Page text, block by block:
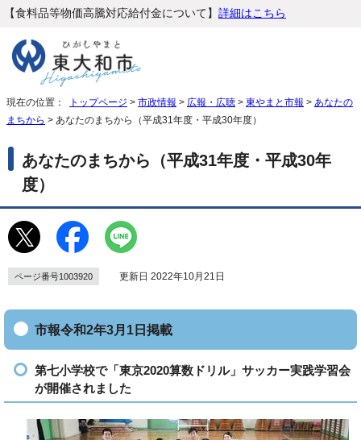
【食料品等物価高騰対応給付金について】 詳細はこちら
現在の位置： トップページ > 市政情報 > 広報・広聴 > 東やまと市報 > あなたの
まちから > あなたのまちから（平成31年度・平成30年度）
あなたのまちから（平成31年度・平成30年
度）
ページ番号1003920 更新日 2022年10月21日
市報令和2年3月1日掲載
第七小学校で「東京2020算数ドリル」サッカー実践学習会
が開催されました